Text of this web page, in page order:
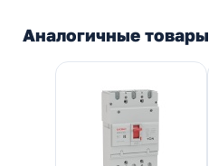
Аналогичные товары